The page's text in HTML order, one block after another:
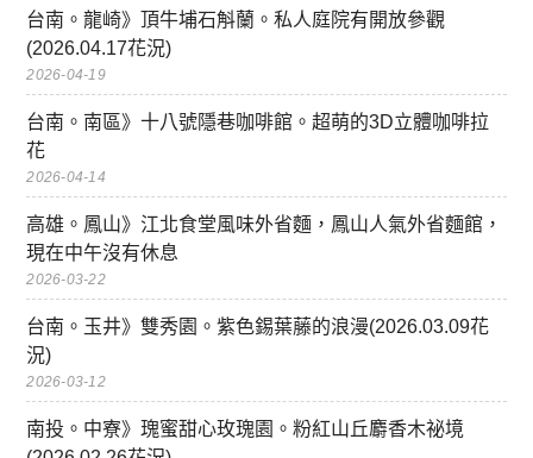
台南。龍崎》頂牛埔石斛蘭。私人庭院有開放參觀
(2026.04.17花況)
2026-04-19
台南。南區》十八號隱巷咖啡館。超萌的3D立體咖啡拉
花
2026-04-14
高雄。鳳山》江北食堂風味外省麵，鳳山人氣外省麵館，
現在中午沒有休息
2026-03-22
台南。玉井》雙秀園。紫色錫葉藤的浪漫(2026.03.09花
況)
2026-03-12
南投。中寮》瑰蜜甜心玫瑰園。粉紅山丘麝香木祕境